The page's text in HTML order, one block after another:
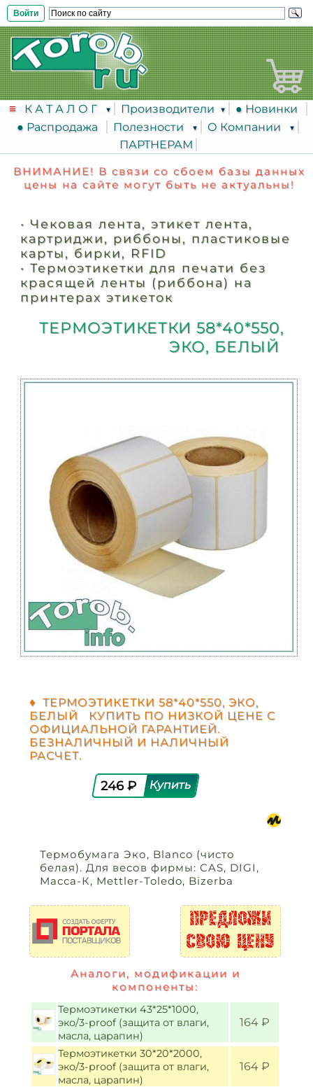
Войти
К А Т А Л О Г Производители
● Новинки
● Распродажа
Полезности
О Компании
ПАРТНЕРАМ
ВНИМАНИЕ! В связи со сбоем базы данных
цены на сайте могут быть не актуальны!
• Чековая лента, этикет лента,
картриджи, риббоны, пластиковые
карты, бирки, RFID
•Термоэтикетки для печати без
красящей ленты (риббона) на
принтерах этикеток
ТЕРМОЭТИКЕТКИ 58*40*550,
ЭКО, БЕЛЫЙ
♦ ТЕРМОЭТИКЕТКИ 58*40*550, ЭКО,
БЕЛЫЙ КУПИТЬ ПО НИЗКОЙ ЦЕНЕ С
ОФИЦИАЛЬНОЙ ГАРАНТИЕЙ.
БЕЗНАЛИЧНЫЙ И НАЛИЧНЫЙ
РАСЧЕТ.
246 ₽
Термобумага Эко, Blanco (чисто
белая). Для весов фирмы: CAS, DIGI,
Масса-К, Mettler-Toledo, Bizerba
Аналоги, модификации и
компоненты:
Термоэтикетки 43*25*1000,
эко/3-proof (защита от влаги,
масла, царапин)
164 ₽
Термоэтикетки 30*20*2000,
эко/3-proof (защита от влаги,
масла, царапин)
164 ₽